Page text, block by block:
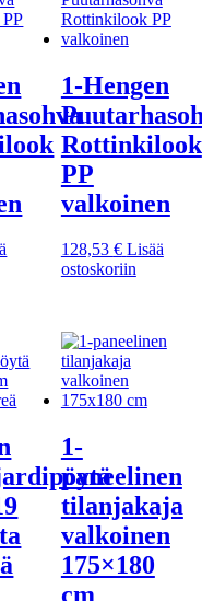
1-Hengen
Rottinkilook
PP
valkoinen
128,53 € Lisää
ostoskoriin
1-
paneelinen
tilanjakaja
valkoinen
175×180
cm